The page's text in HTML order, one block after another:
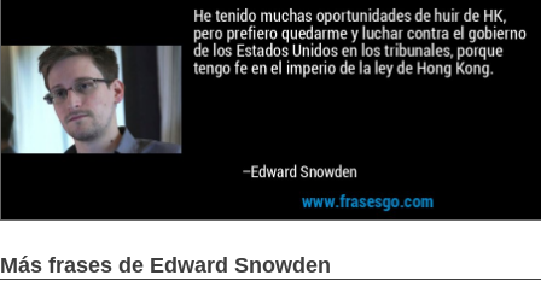
Más frases de Edward Snowden